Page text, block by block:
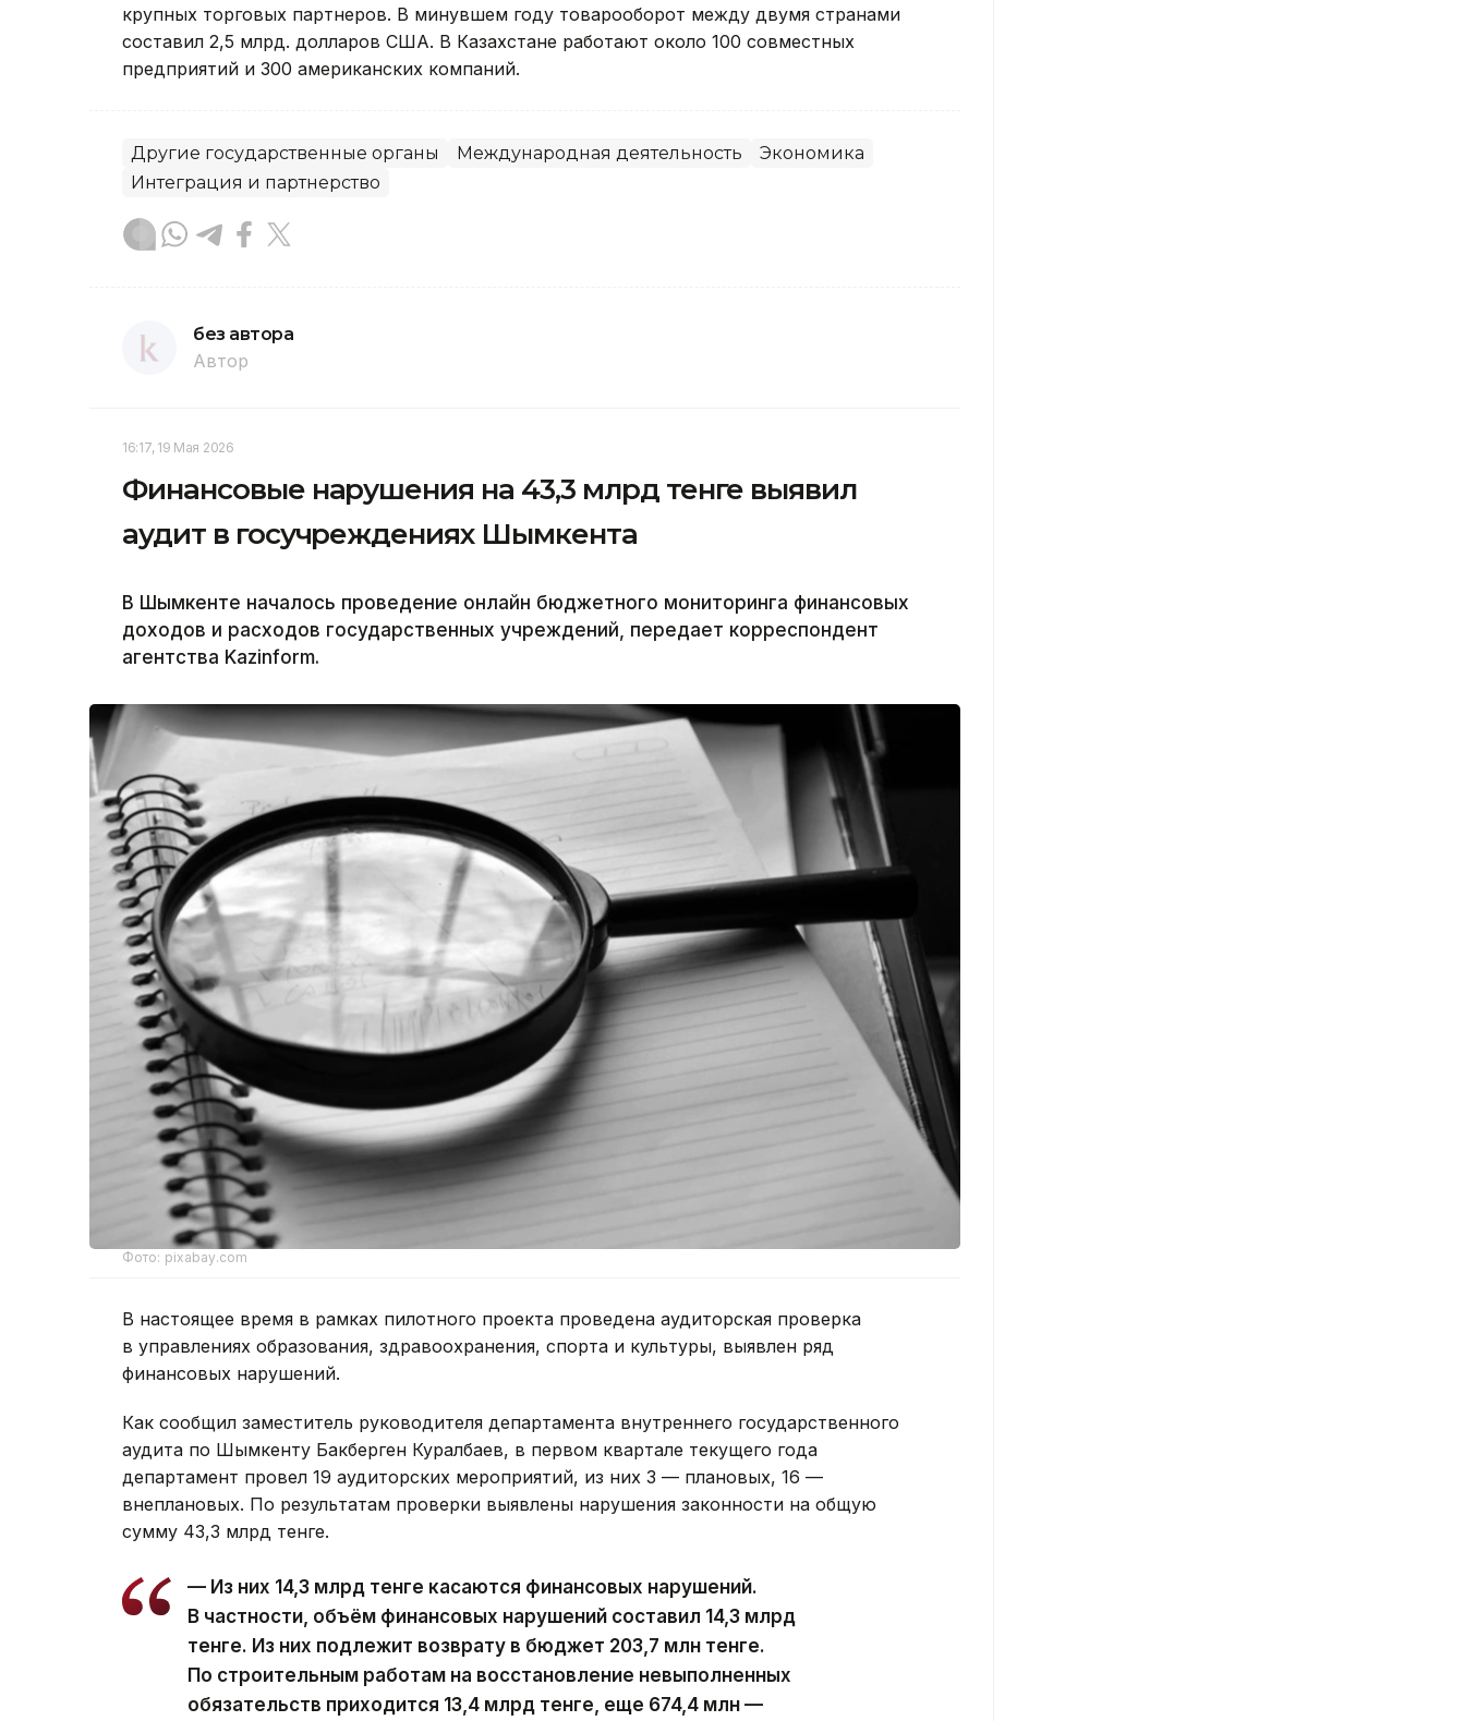
крупных торговых партнеров. В минувшем году товарооборот между двумя странами
составил 2,5 млрд. долларов США. В Казахстане работают около 100 совместных
предприятий и 300 американских компаний.
Другие государственные органы Международная деятельность
Экономика
Интеграция и партнерство
без автора
Автор
16:17, 19 Мая 2026
Финансовые нарушения на 43,3 млрд тенге выявил
аудит в госучреждениях Шымкента
В Шымкенте началось проведение онлайн бюджетного мониторинга финансовых
доходов и расходов государственных учреждений, передает корреспондент
агентства Kazinform.
Фото: pixabay.com
В настоящее время в рамках пилотного проекта проведена аудиторская проверка
в управлениях образования, здравоохранения, спорта и культуры, выявлен ряд
финансовых нарушений.
Как сообщил заместитель руководителя департамента внутреннего государственного
аудита по Шымкенту Бакберген Куралбаев, в первом квартале текущего года
департамент провел 19 аудиторских мероприятий, из них 3 — плановых, 16 —
внеплановых. По результатам проверки выявлены нарушения законности на общую
сумму 43,3 млрд тенге.
— Из них 14,3 млрд тенге касаются финансовых нарушений.
В частности, объём финансовых нарушений составил 14,3 млрд
тенге. Из них подлежит возврату в бюджет 203,7 млн тенге.
По строительным работам на восстановление невыполненных
обязательств приходится 13,4 млрд тенге, еще 674,4 млн —